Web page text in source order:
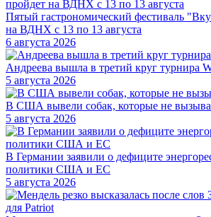
Пятый гастрономический фестиваль
на ВДНХ с 13 по 13 августа
6 августа 2026
Андреева вышла в третий круг турнира
5 августа 2026
В США вывели собак, которые не
5 августа 2026
В Германии заявили о дефиците
политики США и ЕС
5 августа 2026